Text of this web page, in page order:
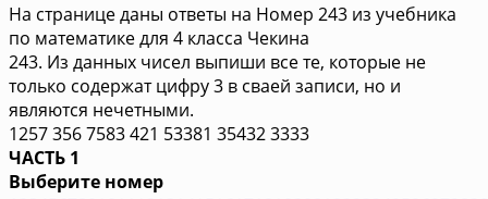
На странице даны ответы на Номер 243 из учебника
по математике для 4 класса Чекина
243. Из данных чисел выпиши все те, которые не
только содержат цифру 3 в сваей записи, но и
являются нечетными.
1257 356 7583 421 53381 35432 3333
ЧАСТЬ 1
Выберите номер